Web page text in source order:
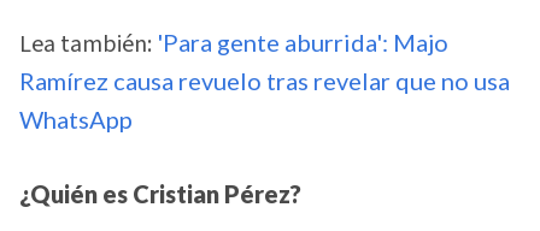
Lea también: 'Para gente aburrida': Majo
Ramírez causa revuelo tras revelar que no usa
WhatsApp
¿Quién es Cristian Pérez?